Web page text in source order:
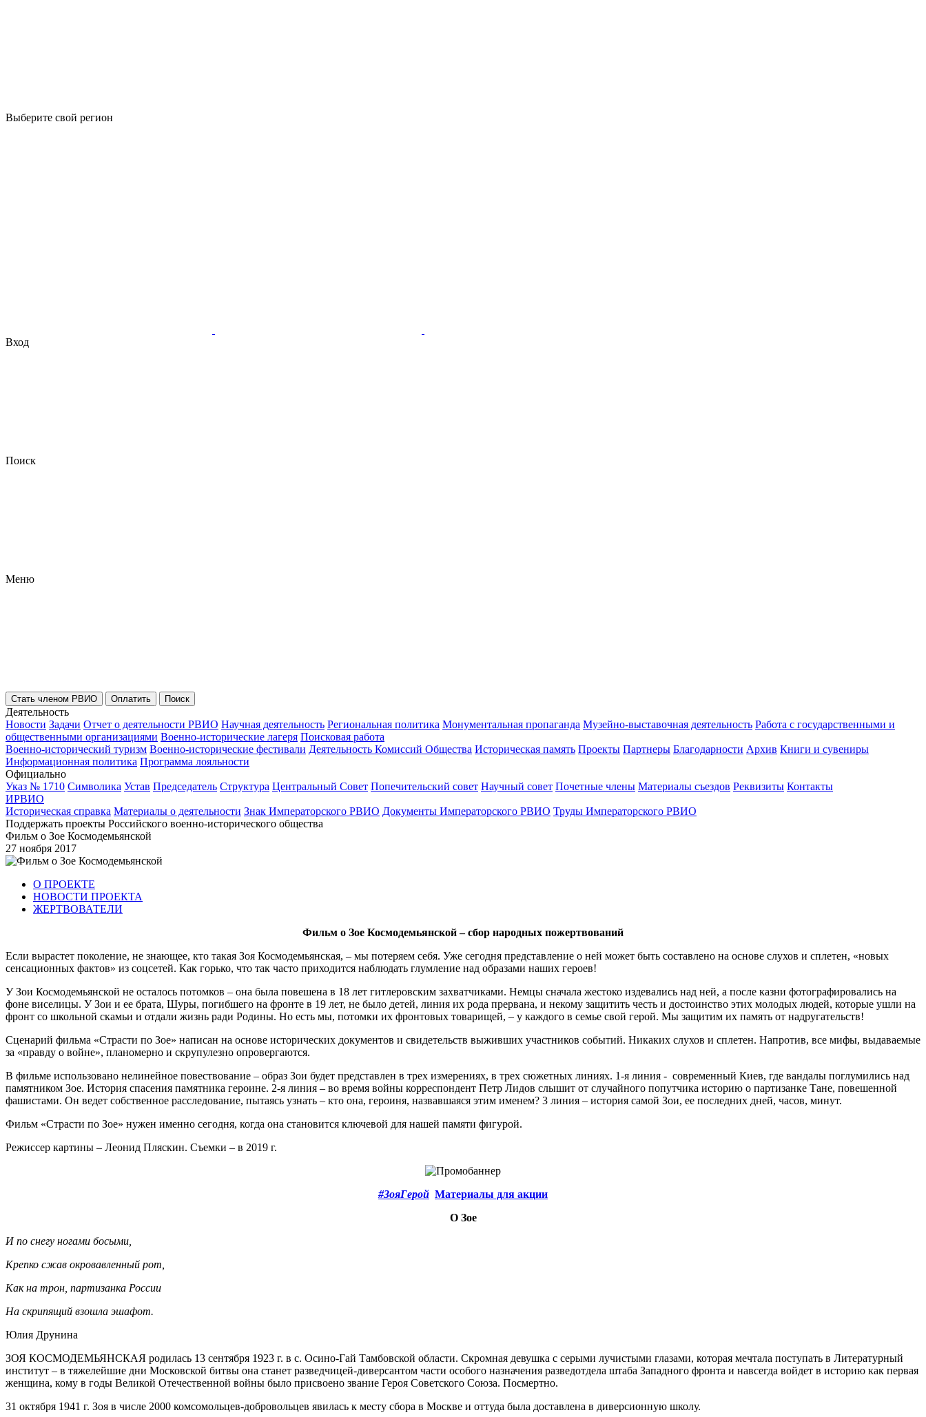
Выберите свой регион
Вход
Поиск
Меню
Стать членом РВИО Оплатить Поиск
Деятельность
Новости Задачи Отчет о деятельности РВИО Научная деятельность Региональная политика Монументальная пропаганда Музейно-выставочная деятельность Работа с государственными и
общественными организациями Военно-исторические лагеря Поисковая работа
Военно-исторический туризм Военно-исторические фестивали Деятельность Комиссий Общества Историческая память Проекты Партнеры Благодарности Архив Книги и сувениры
Информационная политика Программа лояльности
Официально
Указ № 1710 Символика Устав Председатель Структура Центральный Совет Попечительский совет Научный совет Почетные члены Материалы съездов Реквизиты Контакты
ИРВИО
Историческая справка Материалы о деятельности Знак Императорского РВИО Документы Императорского РВИО Труды Императорского РВИО
Поддержать проекты Российского военно-исторического общества
Фильм о Зое Космодемьянской
27 ноября 2017
О ПРОЕКТЕ
НОВОСТИ ПРОЕКТА
ЖЕРТВОВАТЕЛИ
Фильм о Зое Космодемьянской – сбор народных пожертвований
Если вырастет поколение, не знающее, кто такая Зоя Космодемьянская, – мы потеряем себя. Уже сегодня представление о ней может быть составлено на основе слухов и сплетен, «новых
сенсационных фактов» из соцсетей. Как горько, что так часто приходится наблюдать глумление над образами наших героев!
У Зои Космодемьянской не осталось потомков – она была повешена в 18 лет гитлеровским захватчиками. Немцы сначала жестоко издевались над ней, а после казни фотографировались на
фоне виселицы. У Зои и ее брата, Шуры, погибшего на фронте в 19 лет, не было детей, линия их рода прервана, и некому защитить честь и достоинство этих молодых людей, которые ушли на
фронт со школьной скамьи и отдали жизнь ради Родины. Но есть мы, потомки их фронтовых товарищей, – у каждого в семье свой герой. Мы защитим их память от надругательств!
Сценарий фильма «Страсти по Зое» написан на основе исторических документов и свидетельств выживших участников событий. Никаких слухов и сплетен. Напротив, все мифы, выдаваемые
за «правду о войне», планомерно и скрупулезно опровергаются.
В фильме использовано нелинейное повествование – образ Зои будет представлен в трех измерениях, в трех сюжетных линиях. 1-я линия - современный Киев, где вандалы поглумились над
памятником Зое. История спасения памятника героине. 2-я линия – во время войны корреспондент Петр Лидов слышит от случайного попутчика историю о партизанке Тане, повешенной
фашистами. Он ведет собственное расследование, пытаясь узнать – кто она, героиня, назвавшаяся этим именем? 3 линия – история самой Зои, ее последних дней, часов, минут.
Фильм «Страсти по Зое» нужен именно сегодня, когда она становится ключевой для нашей памяти фигурой.
Режиссер картины – Леонид Пляскин. Съемки – в 2019 г.
#ЗояГерой Материалы для акции
О Зое
И по снегу ногами босыми,
Крепко сжав окровавленный рот,
Как на трон, партизанка России
На скрипящий взошла эшафот.
Юлия Друнина
ЗОЯ КОСМОДЕМЬЯНСКАЯ родилась 13 сентября 1923 г. в с. Осино-Гай Тамбовской области. Скромная девушка с серыми лучистыми глазами, которая мечтала поступать в Литературный
институт – в тяжелейшие дни Московской битвы она станет разведчицей-диверсантом части особого назначения разведотдела штаба Западного фронта и навсегда войдет в историю как первая
женщина, кому в годы Великой Отечественной войны было присвоено звание Героя Советского Союза. Посмертно.
31 октября 1941 г. Зоя в числе 2000 комсомольцев-добровольцев явилась к месту сбора в Москве и оттуда была доставлена в диверсионную школу.